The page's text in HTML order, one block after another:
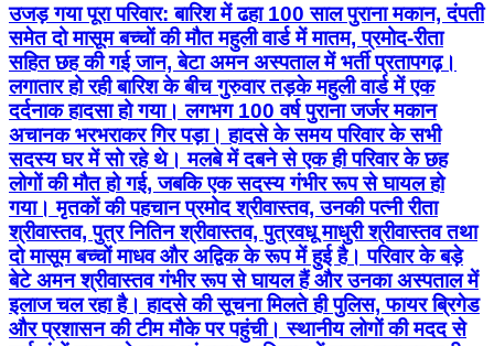
उजड़ गया पूरा परिवार: बारिश में ढहा 100 साल पुराना मकान, दंपती
समेत दो मासूम बच्चों की मौत महुली वार्ड में मातम, प्रमोद-रीता
सहित छह की गई जान, बेटा अमन अस्पताल में भर्ती प्रतापगढ़।
लगातार हो रही बारिश के बीच गुरुवार तड़के महुली वार्ड में एक
दर्दनाक हादसा हो गया। लगभग 100 वर्ष पुराना जर्जर मकान
अचानक भरभराकर गिर पड़ा। हादसे के समय परिवार के सभी
सदस्य घर में सो रहे थे। मलबे में दबने से एक ही परिवार के छह
लोगों की मौत हो गई, जबकि एक सदस्य गंभीर रूप से घायल हो
गया। मृतकों की पहचान प्रमोद श्रीवास्तव, उनकी पत्नी रीता
श्रीवास्तव, पुत्र नितिन श्रीवास्तव, पुत्रवधू माधुरी श्रीवास्तव तथा
दो मासूम बच्चों माधव और अद्विक के रूप में हुई है। परिवार के बड़े
बेटे अमन श्रीवास्तव गंभीर रूप से घायल हैं और उनका अस्पताल में
इलाज चल रहा है। हादसे की सूचना मिलते ही पुलिस, फायर ब्रिगेड
और प्रशासन की टीम मौके पर पहुंची। स्थानीय लोगों की मदद से